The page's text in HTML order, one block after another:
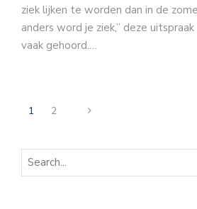
ziek lijken te worden dan in de
anders word je ziek,” deze
vaak gehoord.…
1 2